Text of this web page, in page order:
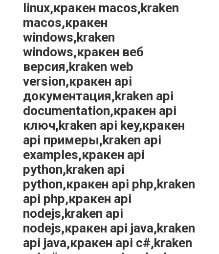
linux,кракен macos,kraken
macos,кракен
windows,kraken
windows,кракен веб
версия,kraken web
version,кракен api
документация,kraken api
documentation,кракен api
ключ,kraken api key,кракен
api примеры,kraken api
examples,кракен api
python,kraken api
python,кракен api php,kraken
api php,кракен api
nodejs,kraken api
nodejs,кракен api java,kraken
api java,кракен api c#,kraken